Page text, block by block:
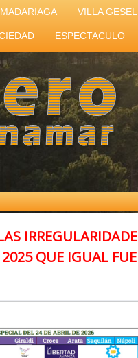
VILLA
ESPECTACULO
QUE IGUAL